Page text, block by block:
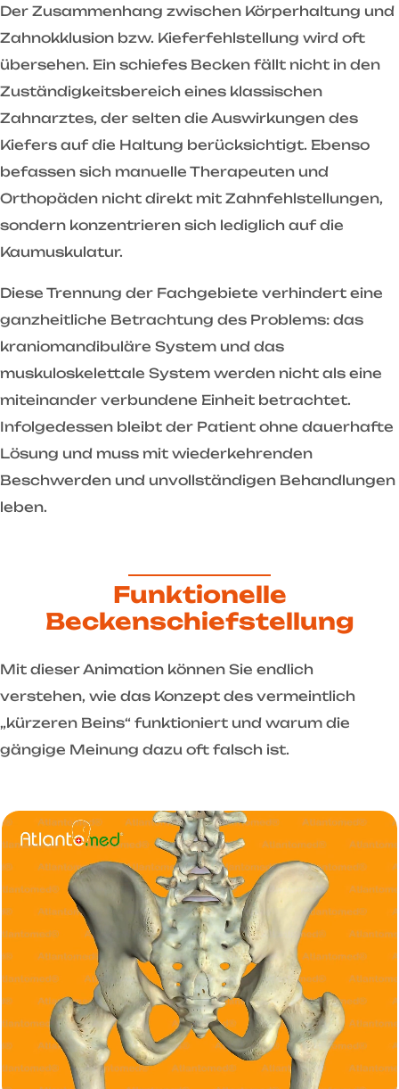
Der Zusammenhang zwischen Körperhaltung und
Zahnokklusion bzw. Kieferfehlstellung wird oft
übersehen. Ein schiefes Becken fällt nicht in den
Zuständigkeitsbereich eines klassischen
Zahnarztes, der selten die Auswirkungen des
Kiefers auf die Haltung berücksichtigt. Ebenso
befassen sich manuelle Therapeuten und
Orthopäden nicht direkt mit Zahnfehlstellungen,
sondern konzentrieren sich lediglich auf die
Kaumuskulatur.
Diese Trennung der Fachgebiete verhindert eine
ganzheitliche Betrachtung des Problems: das
kraniomandibuläre System und das
muskuloskelettale System werden nicht als eine
miteinander verbundene Einheit betrachtet.
Infolgedessen bleibt der Patient ohne dauerhafte
Lösung und muss mit wiederkehrenden
Beschwerden und unvollständigen Behandlungen
leben.
Funktionelle
Beckenschiefstellung
Mit dieser Animation können Sie endlich
verstehen, wie das Konzept des vermeintlich
„kürzeren Beins“ funktioniert und warum die
gängige Meinung dazu oft falsch ist.